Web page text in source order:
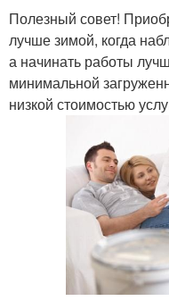
Полезный совет!
лучше зимой, когда
а начинать работы
минимальной
низкой стоимостью